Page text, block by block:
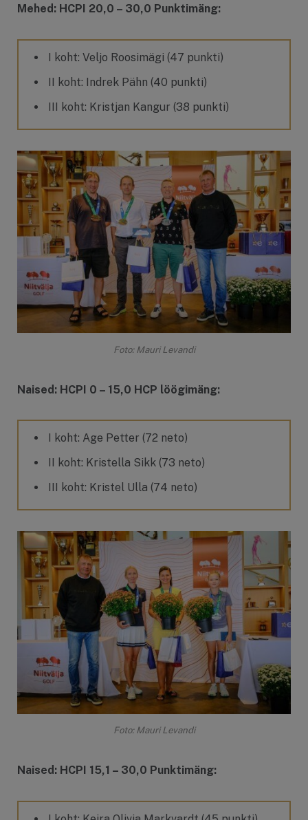
Mehed: HCPI 20,0 – 30,0 Punktimäng:
I koht: Veljo Roosimägi (47 punkti)
II koht: Indrek Pähn (40 punkti)
III koht: Kristjan Kangur (38 punkti)
Foto: Mauri Levandi
Naised: HCPI 0 – 15,0 HCP löögimäng:
I koht: Age Petter (72 neto)
II koht: Kristella Sikk (73 neto)
III koht: Kristel Ulla (74 neto)
Foto: Mauri Levandi
Naised: HCPI 15,1 – 30,0 Punktimäng: